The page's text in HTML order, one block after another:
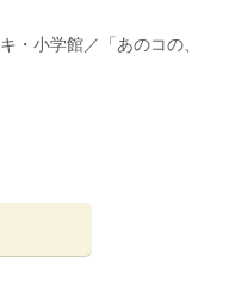
・小学館／「あのコの、